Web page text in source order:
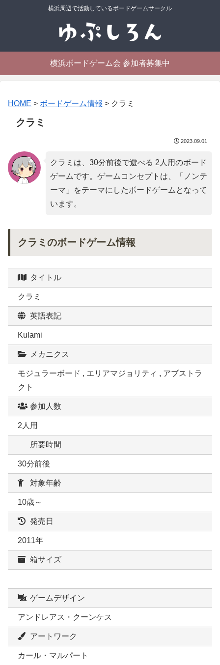
横浜周辺で活動しているボードゲームサークル
横浜ボードゲーム会 参加者募集中
HOME > ボードゲーム情報 > クラミ
クラミ
2023.09.01
クラミは、30分前後で遊べる 2人用のボード
ゲームです。ゲームコンセプトは、「 ノンテ
ーマ 」をテーマにしたボードゲームとなって
います。
クラミのボードゲーム情報
タイトル
クラミ
英語表記
Kulami
メカニクス
モジュラーボード , エリアマジョリティ , アブストラ
クト
参加人数
2人用
所要時間
30分前後
対象年齢
10歳～
発売日
2011年
箱サイズ
ゲームデザイン
アンドレアス・クーンケス
アートワーク
カール・マルパート